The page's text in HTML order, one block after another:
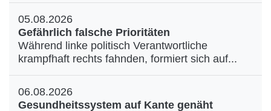
05.08.2026
Gefährlich falsche Prioritäten
Während linke politisch Verantwortliche
krampfhaft rechts fahnden, formiert sich auf...
06.08.2026
Gesundheitssystem auf Kante genäht